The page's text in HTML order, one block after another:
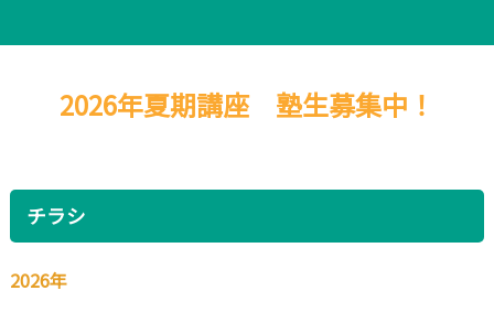
2026年夏期講座 塾生募集中！
チラシ
2026年